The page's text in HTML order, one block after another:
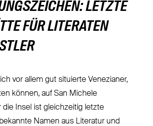
LETZTE
FÜR LITERATEN
vor allem gut situierte Venezianer,
können, auf San Michele
die Insel ist gleichzeitig letzte
Namen aus Literatur und